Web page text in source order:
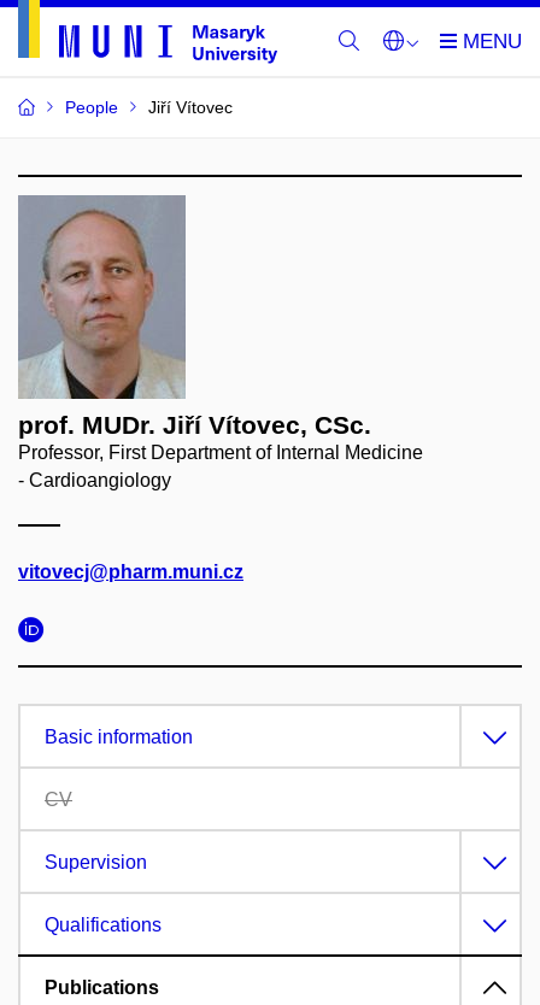
People Jiří Vítovec
prof. MUDr. Jiří Vítovec, CSc.
Professor, First Department of Internal Medicine
- Cardioangiology
vitovecj@pharm.muni.cz
Basic information
CV
Supervision
Qualifications
Publications